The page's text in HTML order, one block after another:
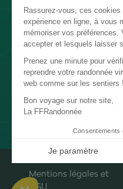
Mentions légales et
CGU
Rassurez-vous, ces
expérience en ligne, à vous
mémoriser vos préférences.
accepter et lesquels laisser
Prenez une minute pour
reprendre votre randonnée
web comme sur les sentiers !
Bon voyage sur notre site,
La FFRandonnée
Consentements
Je paramètre
Axeptio consent
Plateforme de Gestion du
Notre plateforme vous